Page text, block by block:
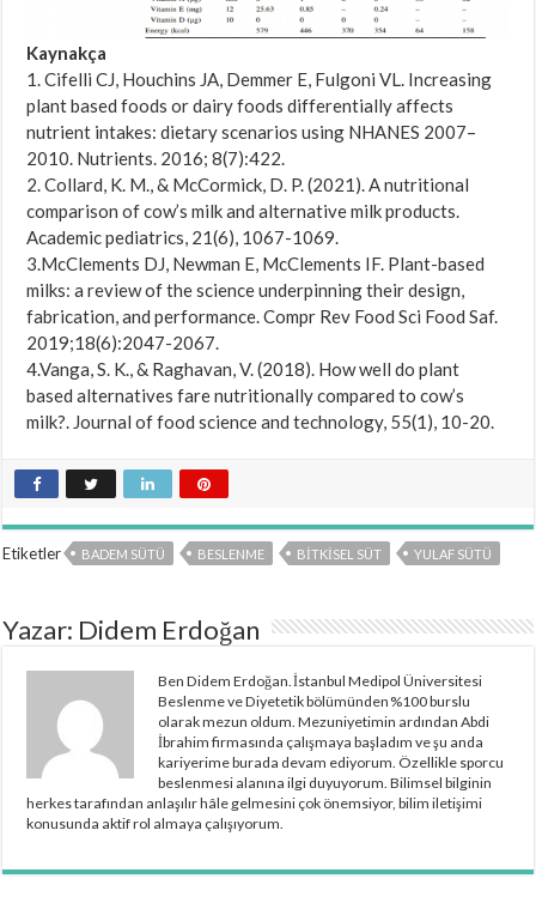
Kaynakça
1. Cifelli CJ, Houchins JA, Demmer E, Fulgoni VL. Increasing
plant based foods or dairy foods differentially affects
nutrient intakes: dietary scenarios using NHANES 2007–
2010. Nutrients. 2016; 8(7):422.
2. Collard, K. M., & McCormick, D. P. (2021). A nutritional
comparison of cow’s milk and alternative milk products.
Academic pediatrics, 21(6), 1067-1069.
3.McClements DJ, Newman E, McClements IF. Plant-based
milks: a review of the science underpinning their design,
fabrication, and performance. Compr Rev Food Sci Food Saf.
2019;18(6):2047-2067.
4.Vanga, S. K., & Raghavan, V. (2018). How well do plant
based alternatives fare nutritionally compared to cow’s
milk?. Journal of food science and technology, 55(1), 10-20.
Etiketler BADEM SÜTÜ BESLENME BITKISEL SÜT YULAF SÜTÜ
Yazar: Didem Erdoğan
Ben Didem Erdoğan. İstanbul Medipol Üniversitesi
Beslenme ve Diyetetik bölümünden %100 burslu
olarak mezun oldum. Mezuniyetimin ardından Abdi
İbrahim firmasında çalışmaya başladım ve şu anda
kariyerime burada devam ediyorum. Özellikle sporcu
beslenmesi alanına ilgi duyuyorum. Bilimsel bilginin
herkes tarafından anlaşılır hâle gelmesini çok önemsiyor, bilim iletişimi
konusunda aktif rol almaya çalışıyorum.